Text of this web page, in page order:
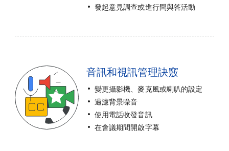
發起意見調查或進行問與答活動
音訊和視訊管理訣竅
變更攝影機、麥克風或喇叭的設定
過濾背景噪音
使用電話收發音訊
在會議期間開啟字幕